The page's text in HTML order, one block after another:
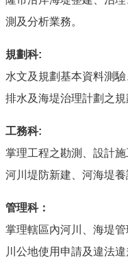
測及分析業務。
規劃科:
水文及規劃基本資料測
排水及海堤治理計劃之規
工務科:
掌理工程之勘測、設計
河川堤防新建、河海堤養
管理科：
掌理轄區內河川、海堤
川公地使用申請及違法